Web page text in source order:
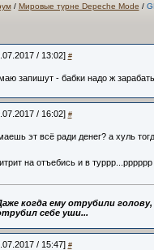
/ Мировые турне Depeche Mode /
/ 13:02] #
запишут - бабки надо ж
/ 16:02] #
эт всё ради денег? а хуль
на отъебись и в туррр...рррррр
когда ему отрубили голову,
себе уши...
/ 15:47] #